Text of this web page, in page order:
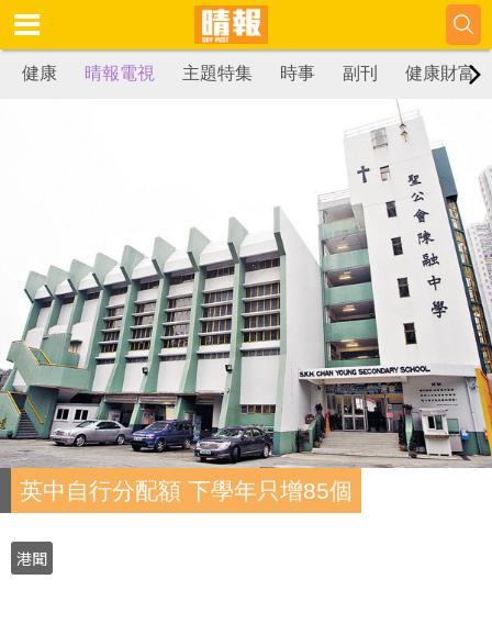
健康 晴報電視 主題特集 時事 副刊 健康財富
英中自行分配額 下學年只增85個
港聞